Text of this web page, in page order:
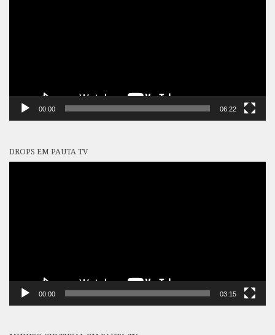
00:00 06:22
DROPS EM PAUTA TV
00:00 03:15